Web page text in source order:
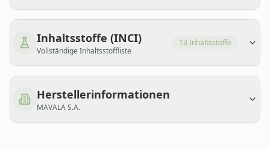
Inhaltsstoffe (INCI)
Vollständige Inhaltsstoffliste
13 Inhaltsstoffe
Herstellerinformationen
MAVALA S.A.